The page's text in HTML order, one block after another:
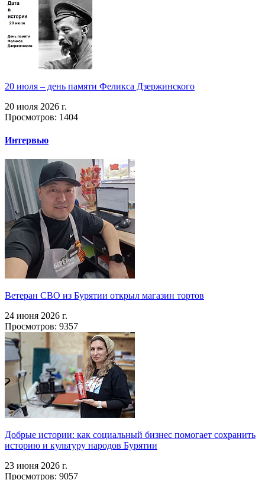
20 июля – день памяти Феликса Дзержинского
20 июля 2026 г.
Просмотров: 1404
Интервью
Ветеран СВО из Бурятии открыл магазин тортов
24 июня 2026 г.
Просмотров: 9357
Добрые истории: как социальный бизнес помогает сохранить
историю и культуру народов Бурятии
23 июня 2026 г.
Просмотров: 9057